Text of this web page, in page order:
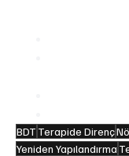
BDT Terapide Direnç
Yeniden Yapılandırma